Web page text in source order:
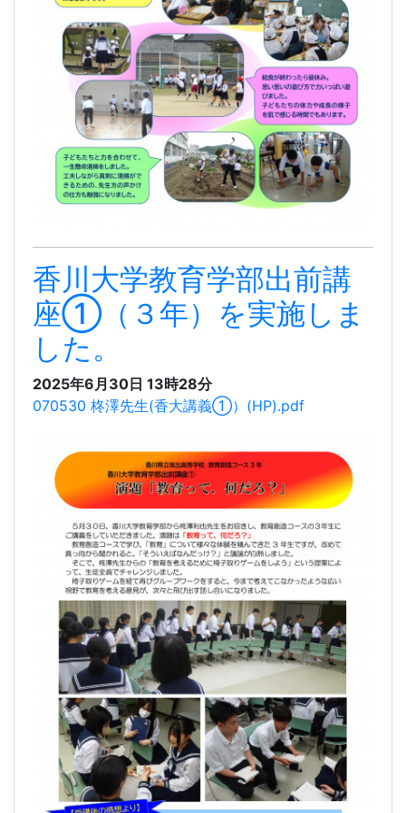
香川大学教育学部出前講
座①（３年）を実施しま
2025年6月30日 13時28分
070530 柊澤先生(香大講義①）(HP).pdf